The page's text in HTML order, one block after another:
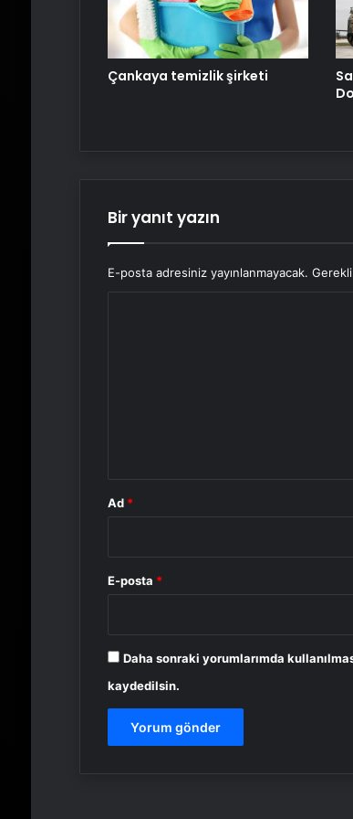
Çankaya temizlik şirketi
Bir yanıt yazın
E-posta adresiniz yayınlanmayacak.
Ad *
E-posta *
Daha sonraki yorumlarımda
kaydedilsin.